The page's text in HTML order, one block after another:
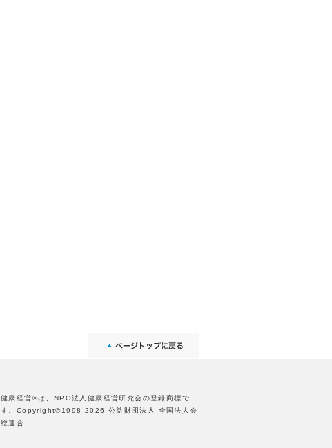
健康経営®は、NPO法人健康経営研究会の登録商標で
す。Copyright©1998-2026 公益財団法人 全国法人会
総連合